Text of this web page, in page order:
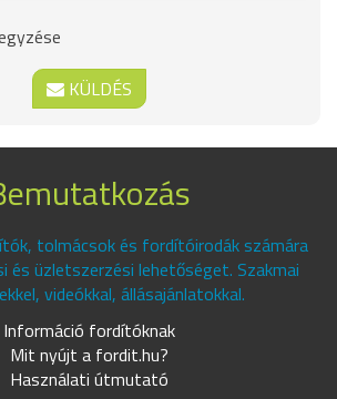
KÜLDÉS
tolmácsok és fordítóirodák számára
és üzletszerzési lehetőséget. Szakmai
videókkal, állásajánlatokkal.
Információ fordítóknak
Mit nyújt a fordit.hu?
Használati útmutató